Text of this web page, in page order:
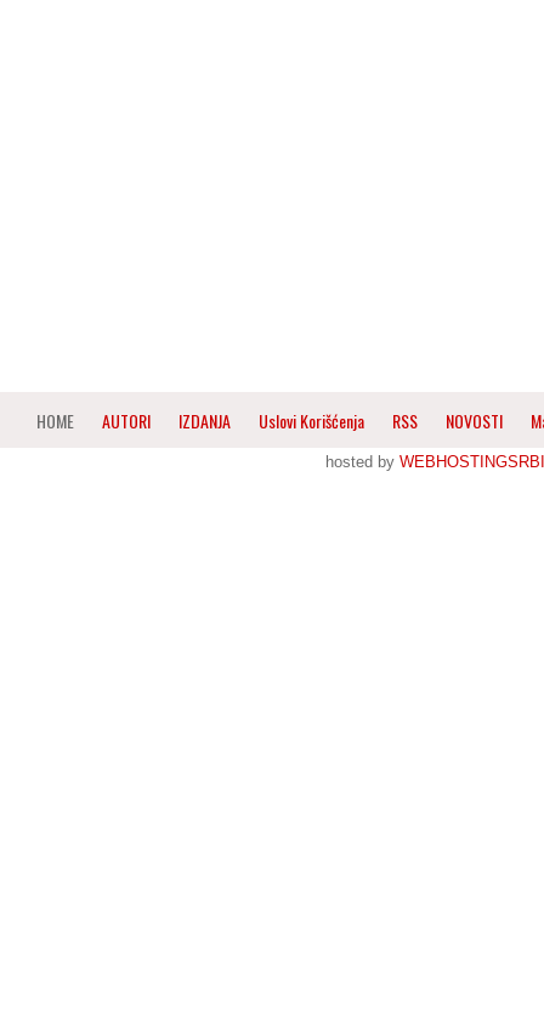
HOME AUTORI IZDANJA Uslovi Korišćenja RSS NOVOSTI
hosted by